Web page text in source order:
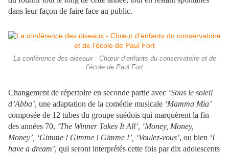
dans leur façon de faire face au public.
La conférence des oiseaux - Chœur d’enfants du conservatoire et de
l’école de Paul Fort
Changement de répertoire en seconde partie avec ‘Sous le soleil
d’Abba’, une adaptation de la comédie musicale ‘Mamma Mia’
composée de 12 tubes du groupe suédois qui marquèrent la fin
des années 70, ‘The Winner Takes It All’, ‘Money, Money,
Money’, ‘Gimme ! Gimme ! Gimme !’, ‘Voulez-vous’, ou bien ‘I
have a dream’, qui seront interprétés cette fois par dix adolescents